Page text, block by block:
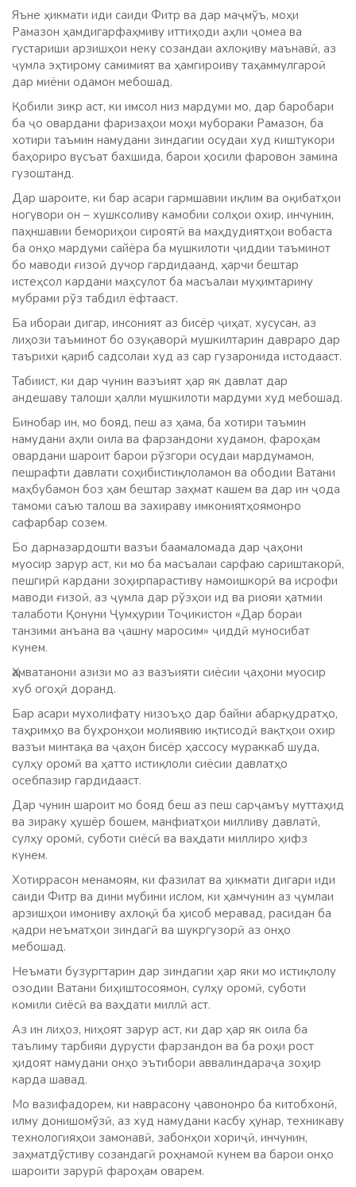
Яъне ҳикмати иди саиди Фитр ва дар маҷмўъ, моҳи
Рамазон ҳамдигарфаҳмиву иттиҳоди аҳли ҷомеа ва
густариши арзишҳои неку созандаи ахлоқиву маънавӣ, аз
ҷумла эҳтирому самимият ва ҳамгироиву таҳаммулгароӣ
дар миёни одамон мебошад.
Қобили зикр аст, ки имсол низ мардуми мо, дар баробари
ба ҷо овардани фаризаҳои моҳи мубораки Рамазон, ба
хотири таъмин намудани зиндагии осудаи худ киштукори
баҳориро вусъат бахшида, барои ҳосили фаровон замина
гузоштанд.
Дар шароите, ки бар асари гармшавии иқлим ва оқибатҳои
ногувори он – хушксоливу камобии солҳои охир, инчунин,
паҳншавии бемориҳои сироятӣ ва маҳдудиятҳои вобаста
ба онҳо мардуми сайёра ба мушкилоти ҷиддии таъминот
бо маводи ғизоӣ дучор гардидаанд, ҳарчи бештар
истеҳсол кардани маҳсулот ба масъалаи муҳимтарину
мубрами рўз табдил ёфтааст.
Ба ибораи дигар, инсоният аз бисёр ҷиҳат, хусусан, аз
лиҳози таъминот бо озуқаворӣ мушкилтарин давраро дар
таърихи қариб садсолаи худ аз сар гузаронида истодааст.
Табиист, ки дар чунин вазъият ҳар як давлат дар
андешаву талоши ҳалли мушкилоти мардуми худ мебошад.
Бинобар ин, мо бояд, пеш аз ҳама, ба хотири таъмин
намудани аҳли оила ва фарзандони худамон, фароҳам
овардани шароит барои рўзгори осудаи мардумамон,
пешрафти давлати соҳибистиқлоламон ва ободии Ватани
маҳбубамон боз ҳам бештар заҳмат кашем ва дар ин ҷода
тамоми саъю талош ва захираву имкониятҳоямонро
сафарбар созем.
Бо дарназардошти вазъи баамаломада дар ҷаҳони
муосир зарур аст, ки мо ба масъалаи сарфаю сариштакорӣ,
пешгирӣ кардани зоҳирпарастиву намоишкорӣ ва исрофи
маводи ғизоӣ, аз ҷумла дар рўзҳои ид ва риояи ҳатмии
талаботи Қонуни Ҷумҳурии Тоҷикистон «Дар бораи
танзими анъана ва ҷашну маросим» ҷиддӣ муносибат
кунем.
Ҳамватанони азизи мо аз вазъияти сиёсии ҷаҳони муосир
хуб огоҳӣ доранд.
Бар асари мухолифату низоъҳо дар байни абарқудратҳо,
таҳримҳо ва буҳронҳои молиявию иқтисодӣ вақтҳои охир
вазъи минтақа ва ҷаҳон бисёр ҳассосу мураккаб шуда,
сулҳу оромӣ ва ҳатто истиқлоли сиёсии давлатҳо
осебпазир гардидааст.
Дар чунин шароит мо бояд беш аз пеш сарҷамъу муттаҳид
ва зираку ҳушёр бошем, манфиатҳои милливу давлатӣ,
сулҳу оромӣ, суботи сиёсӣ ва ваҳдати миллиро ҳифз
кунем.
Хотиррасон менамоям, ки фазилат ва ҳикмати дигари иди
саиди Фитр ва дини мубини ислом, ки ҳамчунин аз ҷумлаи
арзишҳои имониву ахлоқӣ ба ҳисоб меравад, расидан ба
қадри неъматҳои зиндагӣ ва шукргузорӣ аз онҳо
мебошад.
Неъмати бузургтарин дар зиндагии ҳар яки мо истиқлолу
озодии Ватани биҳиштосоямон, сулҳу оромӣ, суботи
комили сиёсӣ ва ваҳдати миллӣ аст.
Аз ин лиҳоз, ниҳоят зарур аст, ки дар ҳар як оила ба
таълиму тарбияи дурусти фарзандон ва ба роҳи рост
ҳидоят намудани онҳо эътибори аввалиндараҷа зоҳир
карда шавад.
Мо вазифадорем, ки наврасону ҷавононро ба китобхонӣ,
илму донишомўзӣ, аз худ намудани касбу ҳунар, техникаву
технологияҳои замонавӣ, забонҳои хориҷӣ, инчунин,
заҳматдўстиву созандагӣ роҳнамоӣ кунем ва барои онҳо
шароити зарурӣ фароҳам оварем.